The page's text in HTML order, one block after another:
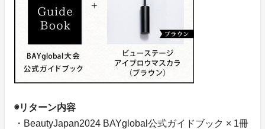
◉リターン内容
・BeautyJapan2024 BAYglobal公式ガイドブック × 1冊